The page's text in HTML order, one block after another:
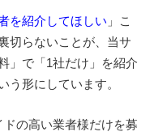
を紹介してほしい 」こ
切らないことが、当サ
」で「1社だけ」を紹介
う形にしています。
の高い業者様だけを募